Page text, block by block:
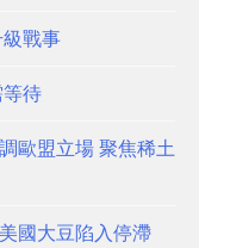
戰事
待
歐盟立場 聚焦稀土
國大豆陷入停滯